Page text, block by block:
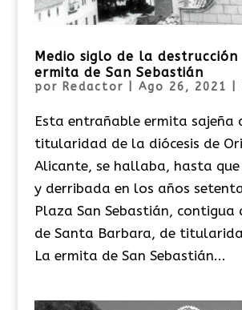
Medio siglo de la
ermita de San Sebastián
por Redactor Ago 26, 2021
Esta entrañable ermita sajeña
titularidad de la diócesis de
Alicante, se hallaba, hasta
y derribada en los años
Plaza San Sebastián,
de Santa Barbara, de
La ermita de San Sebastián...